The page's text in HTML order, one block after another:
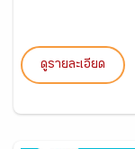
ดูรายละเอียด